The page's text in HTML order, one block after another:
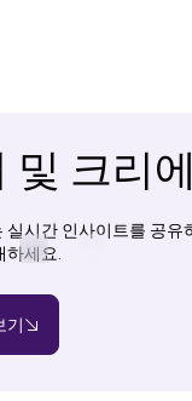
및 크리
실시간 인사이트를 공유
하세요.
기